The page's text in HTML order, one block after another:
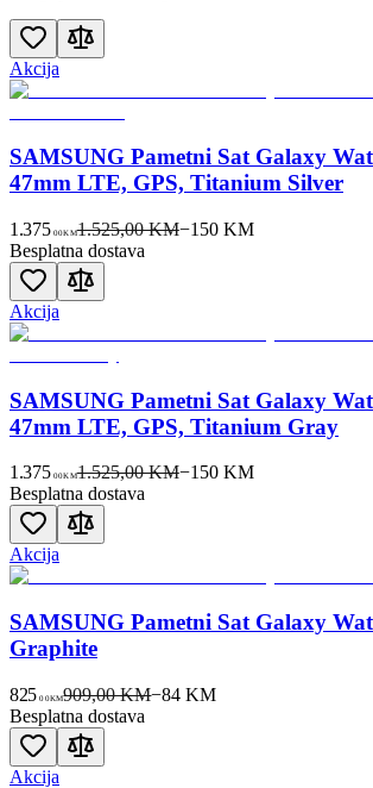
Akcija
SAMSUNG Pametni Sat Galaxy
47mm LTE, GPS, Titanium Silver
1.375 00KM1.525,00 KM−150KM
Besplatna dostava
Akcija
SAMSUNG Pametni Sat Galaxy
47mm LTE, GPS, Titanium Gray
1.375 00KM1.525,00 KM−150KM
Besplatna dostava
Akcija
SAMSUNG Pametni Sat Galaxy
Graphite
825 00KM909,00 KM−84 KM
Besplatna dostava
Akcija